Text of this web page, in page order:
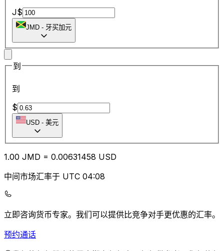
J$
JMD - 牙买加元
到
到
$
USD - 美元
1.00 JMD = 0.00631458 USD
中间市场汇率于 UTC 04:08
立即咨询货币专家。 我们可以提供比竞争对手更优惠的汇率。
预约通话